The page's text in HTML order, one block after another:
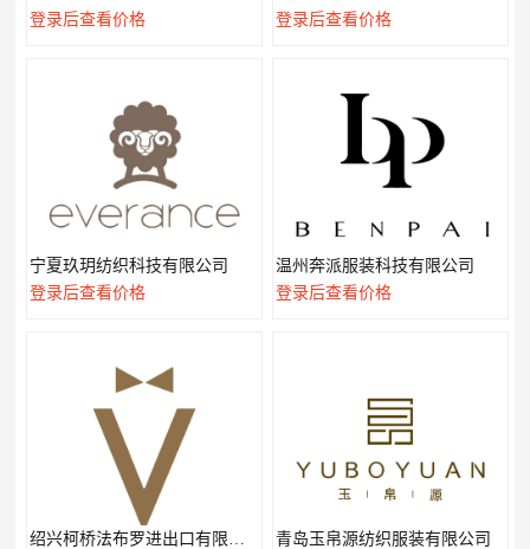
登录后查看价格
登录后查看价格
宁夏玖玥纺织科技有限公司
登录后查看价格
温州奔派服装科技有限公司
登录后查看价格
绍兴柯桥法布罗进出口有限公司
青岛玉帛源纺织服装有限公司